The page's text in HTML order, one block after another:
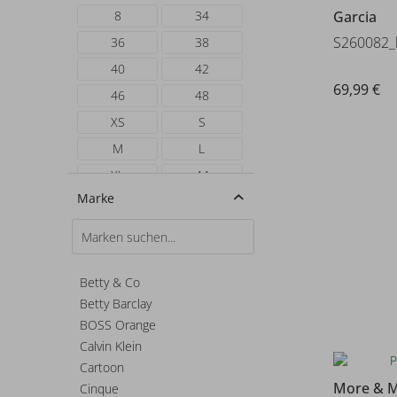
8
34
36
38
40
42
46
48
XS
S
M
L
XL
44
Marke
Betty & Co
Betty Barclay
BOSS Orange
Calvin Klein
Cartoon
Cinque
Garcia
69,99 €
More &